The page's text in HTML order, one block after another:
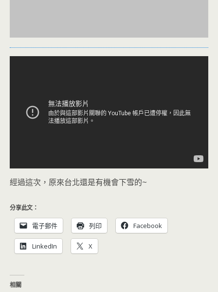
經過這次，原來台北還是有機會下雪的~
分享此文：
電子郵件 列印 Facebook
LinkedIn X
相關